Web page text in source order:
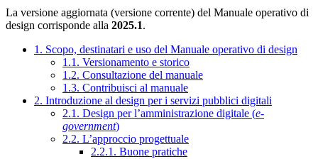
La versione aggiornata (versione corrente) del Manuale operativo di
design corrisponde alla 2025.1.
1. Scopo, destinatari e uso del Manuale operativo di design
1.1. Versionamento e storico
1.2. Consultazione del manuale
1.3. Contribuisci al manuale
2. Introduzione al design per i servizi pubblici digitali
2.1. Design per l’amministrazione digitale (e-
government)
2.2. L’approccio progettuale
2.2.1. Buone pratiche